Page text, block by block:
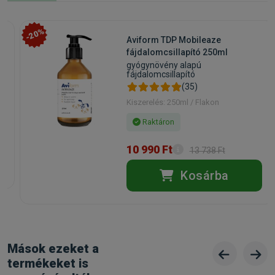
-20%
Aviform TDP Mobileaze
fájdalomcsillapító 250ml
gyógynövény alapú
fájdalomcsillapító
(35)
Kiszerelés: 250ml / Flakon
Raktáron
10 990 Ft 13 738 Ft
Kosárba
Mások ezeket a
termékeket is